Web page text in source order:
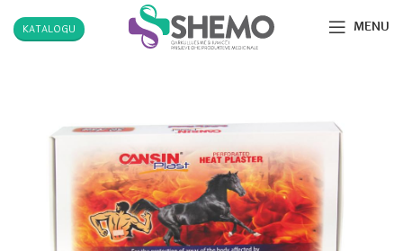
KATALOGU MENU